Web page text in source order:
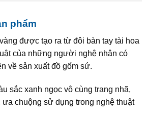
phẩm
được tạo ra từ đôi bàn tay tài hoa
của những người nghệ nhân có
về sản xuất đồ gốm sứ.
sắc xanh ngọc vô cùng trang nhã,
chuộng sử dụng trong nghệ thuật